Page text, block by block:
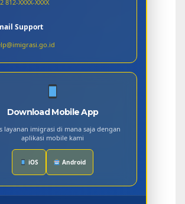
812-XXXX-XXXX
Support
Download Mobile App
layanan imigrasi di mana saja dengan
aplikasi mobile kami
iOS Android